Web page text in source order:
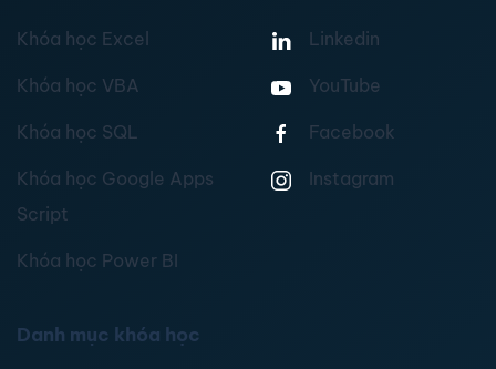
Khóa học Excel
Khóa học VBA
Khóa học SQL
Khóa học Google Apps
Script
Khóa học Power BI
Linkedin
YouTube
Facebook
Instagram
Danh mục khóa học